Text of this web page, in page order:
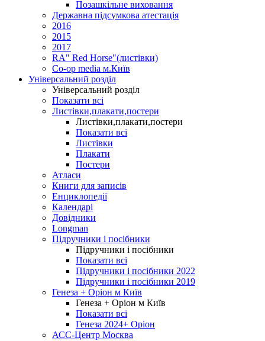
Позашкільне виховання
Державна підсумкова атестація
2016
2015
2017
RA" Red Horse"(листівки)
Co-op media м.Київ
Універсальний розділ
Універсальний розділ
Показати всі
Листівки,плакати,постери
Листівки,плакати,постери
Показати всі
Листівки
Плакати
Постери
Атласи
Книги для записів
Енциклопедії
Календарі
Довідники
Longman
Підручники і посібники
Підручники і посібники
Показати всі
Підручники і посібники 2022
Підручники і посібники 2019
Генеза + Оріон м Київ
Генеза + Оріон м Київ
Показати всі
Генеза 2024+ Оріон
АСС-Центр Москва